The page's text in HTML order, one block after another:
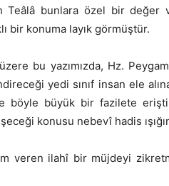
Teâlâ bunlara özel bir
bir konuma layık görmüştür.
bu yazımızda, Hz.
yedi sınıf insan ele
böyle büyük bir fazilete
konusu nebevî hadis
veren ilahî bir müjdeyi